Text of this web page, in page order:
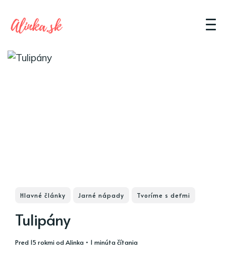
Hlavné články Jarné nápady Tvoríme s deťmi
Tulipány
pred 15 rokmiodAlinka • 1 minúta čítania